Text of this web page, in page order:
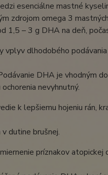
esenciálne mastné
zdrojom omega 3
– 3 g DHA na deň,
dlhodobého
DHA je vhodným
nevyhnutný.
k lepšiemu hojeniu rán,
v dutine brušnej.
príznakov atopickej